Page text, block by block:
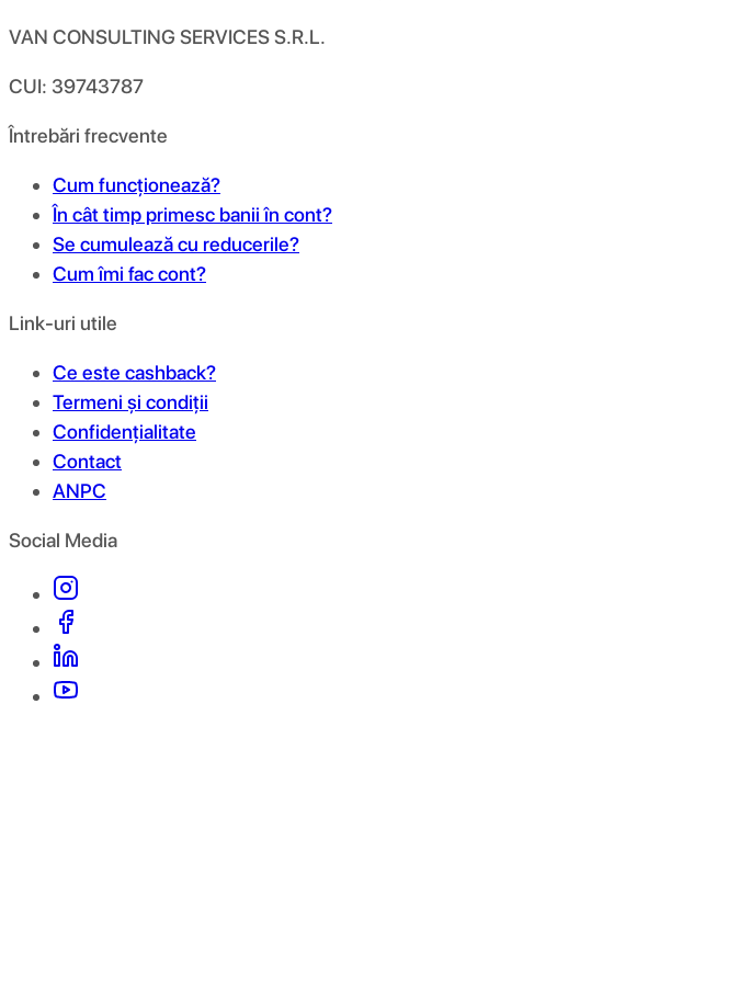
VAN CONSULTING SERVICES S.R.L.
CUI: 39743787
Întrebări frecvente
Cum funcționează?
În cât timp primesc banii în cont?
Se cumulează cu reducerile?
Cum îmi fac cont?
Link-uri utile
Ce este cashback?
Termeni și condiții
Confidențialitate
Contact
ANPC
Social Media